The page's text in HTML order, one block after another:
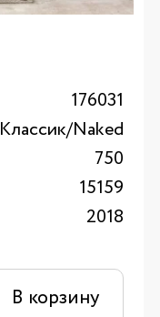
176031
Классик/Naked
750
15159
2018
В корзину